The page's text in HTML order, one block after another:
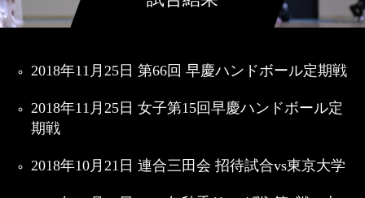
2018年11月25日 第66回 早慶ハンドボール定期戦
2018年11月25日 女子第15回早慶ハンドボール定
期戦
2018年10月21日 連合三田会 招待試合vs東京大学